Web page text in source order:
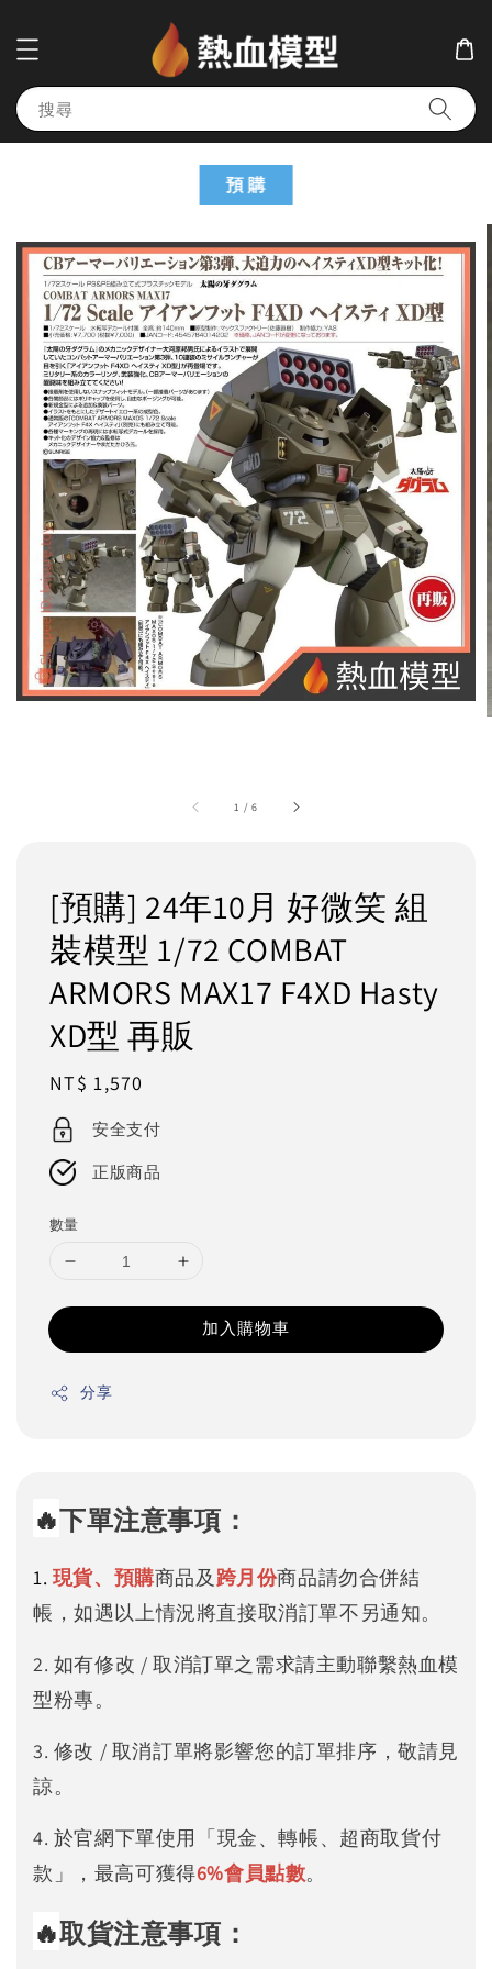
搜尋
1 /6
預 購
[預購] 24年10月 好微笑 組
裝模型 1/72 COMBAT
ARMORS MAX17 F4XD Hasty
XD型 再販
Regular
price
NT$ 1,570
安全支付
正版商品
數量
加入購物車
分享
🔥下單注意事項：
1. 現貨、預購商品及 跨月份商品請勿合併結
帳，如遇以上情況將直接取消訂單不另通知。
2. 如有修改 / 取消訂單之需求請主動聯繫熱血模
型粉專。
3. 修改 / 取消訂單將影響您的訂單排序，敬請見
諒。
4. 於官網下單使用「現金、轉帳、超商取貨付
款」，最高可獲得6%會員點數。
🔥取貨注意事項：